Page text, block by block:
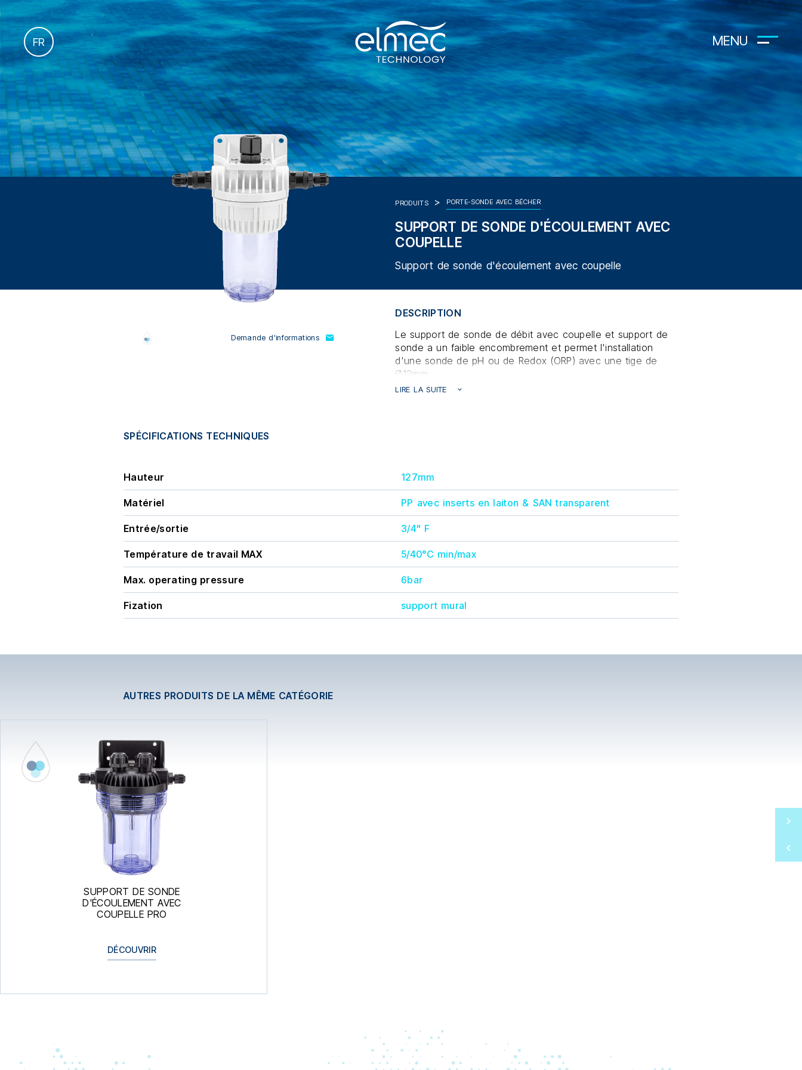
FR
es
it
MENU
PRODUITS PORTE-SONDE AVEC BÉCHER
SUPPORT DE SONDE D'ÉCOULEMENT AVEC
COUPELLE
Support de sonde d'écoulement avec coupelle
DESCRIPTION
Le support de sonde de débit avec coupelle et support de
sonde a un faible encombrement et permet l'installation
d'une sonde de pH ou de Redox (ORP) avec une tige de
Ø12mm.
Il permet l'installation de raccords d'entrée/sortie.
LIRE LA SUITE
Demande d'informations
SPÉCIFICATIONS TECHNIQUES
Hauteur 127mm
Matériel PP avec inserts en laiton & SAN transparent
Entrée/sortie 3/4" F
Température de travail MAX 5/40°C min/max
Max. operating pressure 6bar
Fization support mural
AUTRES PRODUITS DE LA MÊME CATÉGORIE
SUPPORT DE SONDE
D'ÉCOULEMENT AVEC
COUPELLE PRO
DÉCOUVRIR